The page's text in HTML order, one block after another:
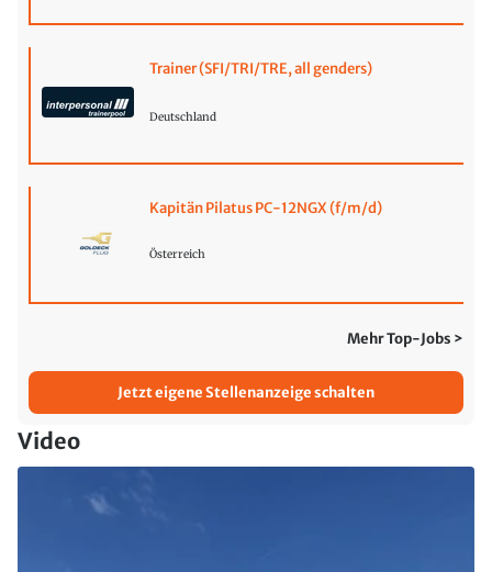
Trainer (SFI/TRI/TRE, all genders)
Deutschland
Kapitän Pilatus PC-12NGX (f/m/d)
Österreich
Mehr Top-Jobs >
Jetzt eigene Stellenanzeige schalten
Video